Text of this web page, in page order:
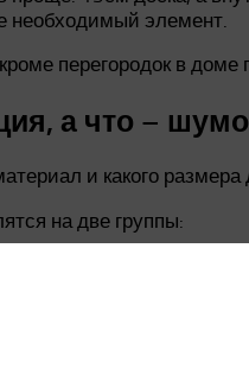
необходимый элемент.
перегородок в
а что –
и какого
на две группы:
звуки:
звуков